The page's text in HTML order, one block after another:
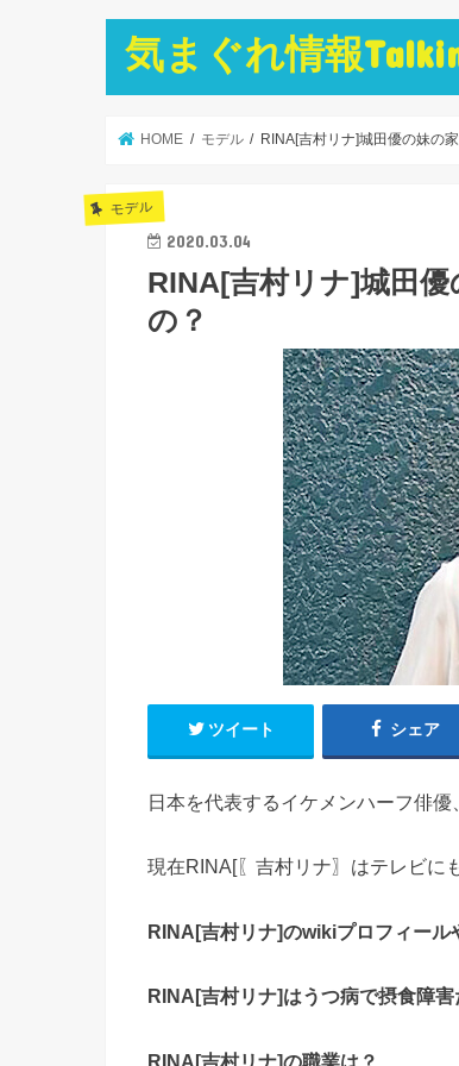
気まぐれ情報
HOME モデル RINA[吉村リナ]城田優の妹の
モデル
2020.03.04
RINA[吉村リナ]城田
の？
ツイート シェア
日本を代表するイケメンハーフ俳優
現在RINA[〖吉村リナ〗はテレビに
RINA[吉村リナ]のwikiプロフィール
RINA[吉村リナ]はうつ病で摂食障害
RINA[吉村リナ]の職業は？